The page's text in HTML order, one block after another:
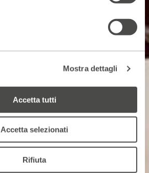
Mostra dettagli
Accetta tutti
Accetta selezionati
Rifiuta